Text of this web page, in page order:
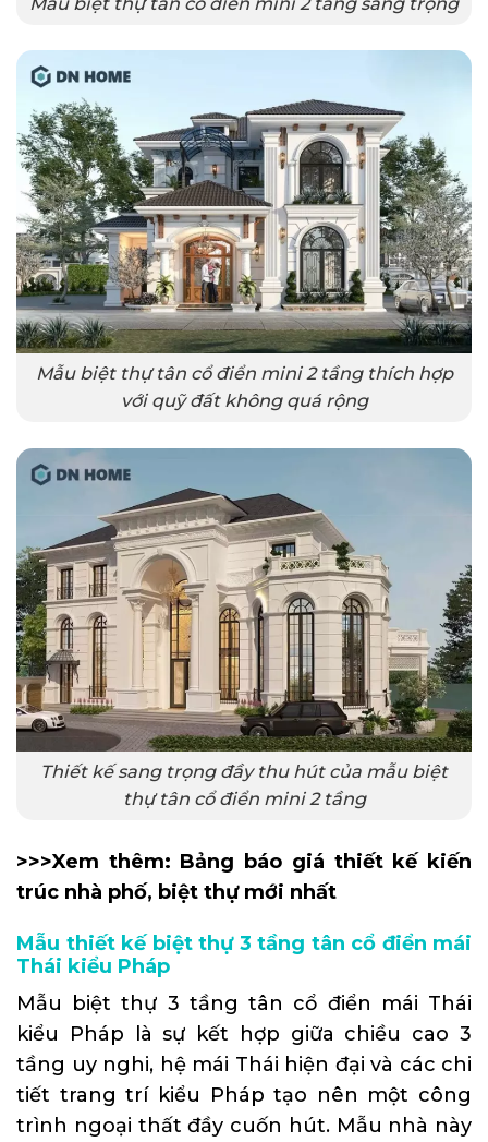
Mẫu biệt thự tân cổ điển mini 2 tầng thích hợp
với quỹ đất không quá rộng
Thiết kế sang trọng đầy thu hút của mẫu biệt
thự tân cổ điển mini 2 tầng
>>>Xem thêm: Bảng báo giá thiết kế kiến
trúc nhà phố, biệt thự mới nhất
Mẫu thiết kế biệt thự 3 tầng tân cổ điển mái
Thái kiểu Pháp
Mẫu biệt thự 3 tầng tân cổ điển mái Thái
kiểu Pháp là sự kết hợp giữa chiều cao 3
tầng uy nghi, hệ mái Thái hiện đại và các chi
tiết trang trí kiểu Pháp tạo nên một công
trình ngoại thất đầy cuốn hút. Mẫu nhà này